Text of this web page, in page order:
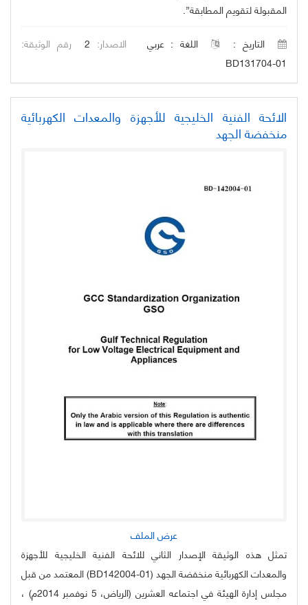
المقبولة لتقويم المطابقة”.
التاريخ :
اللغة :عربي الاصدار: 2
رقم الوثيقة:
BD131704-01
الائحة الفنية الخليجية للأجهزة والمعدات الكهربائية
منخفضة الجهد
عرض الملف
تمثل هذه الوثيقة الإصدار الثاني للائحة الفنية الخليجية للأجهزة
والمعدات الكهربائية منخفضة الجهد (BD142004-01) المعتمد من قبل
مجلس إدارة الهيئة في اجتماعه العشرين (الرياض، 5 نوفمبر 2014م) ،